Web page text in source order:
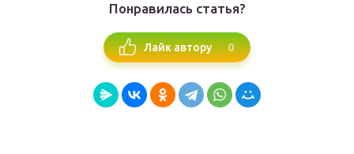
Понравилась статья?
Лайк автору 0